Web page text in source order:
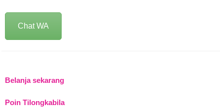
Chat WA
Belanja sekarang
Poin Tilongkabila